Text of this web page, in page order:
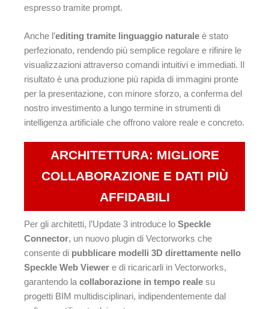
espresso tramite prompt.
Anche l’editing tramite linguaggio naturale è stato
perfezionato, rendendo più semplice regolare e rifinire le
visualizzazioni attraverso comandi intuitivi e immediati. Il
risultato è una produzione più rapida di immagini pronte
per la presentazione, con minore sforzo, a conferma del
nostro investimento a lungo termine in strumenti di
intelligenza artificiale che offrono valore reale e concreto.
ARCHITETTURA: MIGLIORE
COLLABORAZIONE E DATI PIÙ
AFFIDABILI
Per gli architetti, l’Update 3 introduce lo Speckle
Connector, un nuovo plugin di Vectorworks che
consente di pubblicare modelli 3D direttamente nello
Speckle Web Viewer e di ricaricarli in Vectorworks,
garantendo la collaborazione in tempo reale su
progetti BIM multidisciplinari, indipendentemente dal